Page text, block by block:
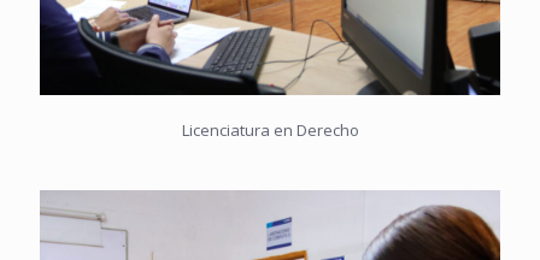
Licenciatura en Derecho